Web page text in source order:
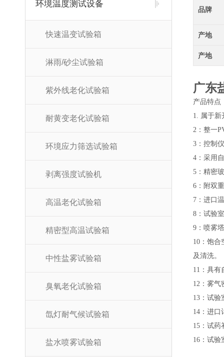
环境温度测试设备
快速温变试验箱
淋雨/砂尘试验箱
紫外线老化试验箱
耐黄变老化试验箱
环境应力筛选试验箱
剥离强度试验机
高温老化试验箱
精密型高温试验箱
中性盐雾试验箱
臭氧老化试验箱
氙灯耐气候试验箱
盐水喷雾试验箱
品牌
产地
产地
广东
产品特点
1. 属于新
2：整一
3：控制
4：采用
5：精密
6：附双
7：进口
8：试验
9：喷雾
10：饱合
及清洗。
11：具有
12：雾气
13：试验
14：进口
15：试药
16：试验